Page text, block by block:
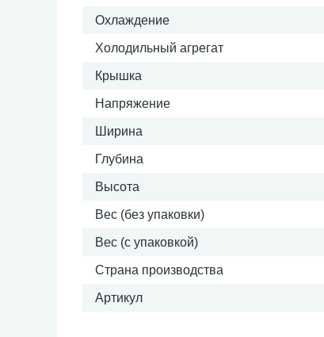
Охлаждение
Холодильный агрегат
Крышка
Напряжение
Ширина
Глубина
Высота
Вес (без упаковки)
Вес (с упаковкой)
Страна производства
Артикул